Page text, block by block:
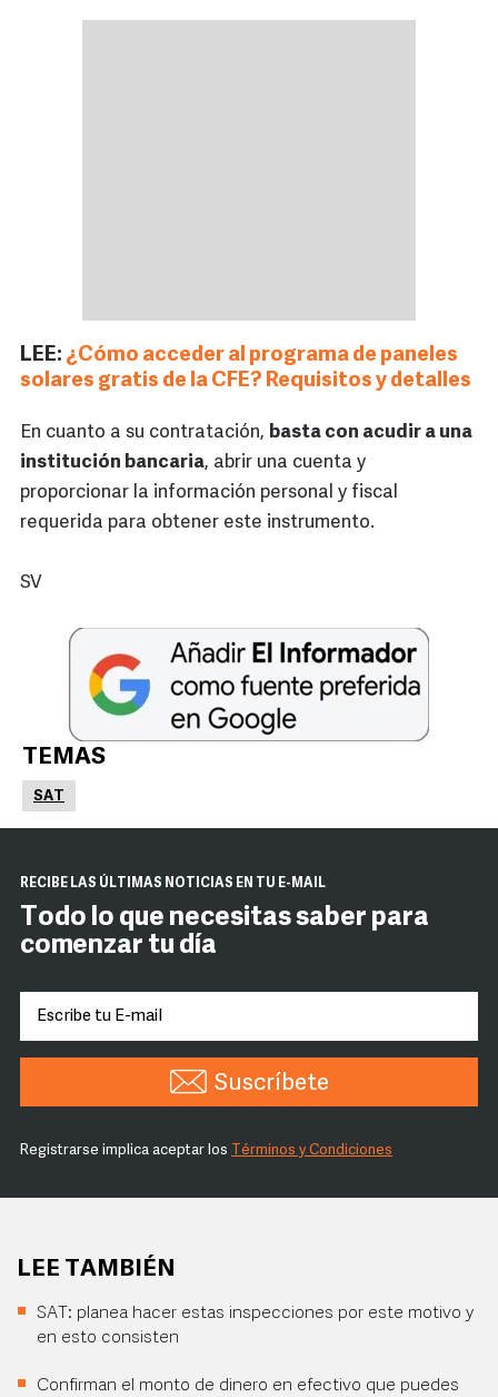
LEE: ¿Cómo acceder al programa de paneles
solares gratis de la CFE? Requisitos y detalles
En cuanto a su contratación, basta con acudir a una
institución bancaria, abrir una cuenta y
proporcionar la información personal y fiscal
requerida para obtener este instrumento.
SV
TEMAS
SAT
RECIBE LAS ÚLTIMAS NOTICIAS EN TU E-MAIL
Todo lo que necesitas saber para
comenzar tu día
Suscríbete
Registrarse implica aceptar los Términos y Condiciones
LEE TAMBIÉN
SAT: planea hacer estas inspecciones por este motivo y
en esto consisten
Confirman el monto de dinero en efectivo que puedes